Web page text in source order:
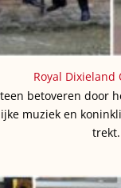
Royal Dixieland
betoveren door
muziek en